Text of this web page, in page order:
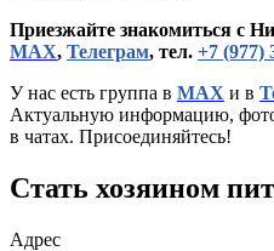
Приезжайте знакомиться с
МАХ, Телеграм, тел. +7 (977)
У нас есть группа в МАХ и в
Актуальную информацию,
в чатах. Присоединяйтесь!
Стать хозяином
Адрес